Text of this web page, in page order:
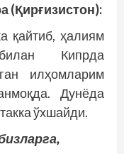
(Қирғизис­тон):
қайтиб, ҳалиям
Кипрда
илҳомларим
Дунёда
ўхшайди.